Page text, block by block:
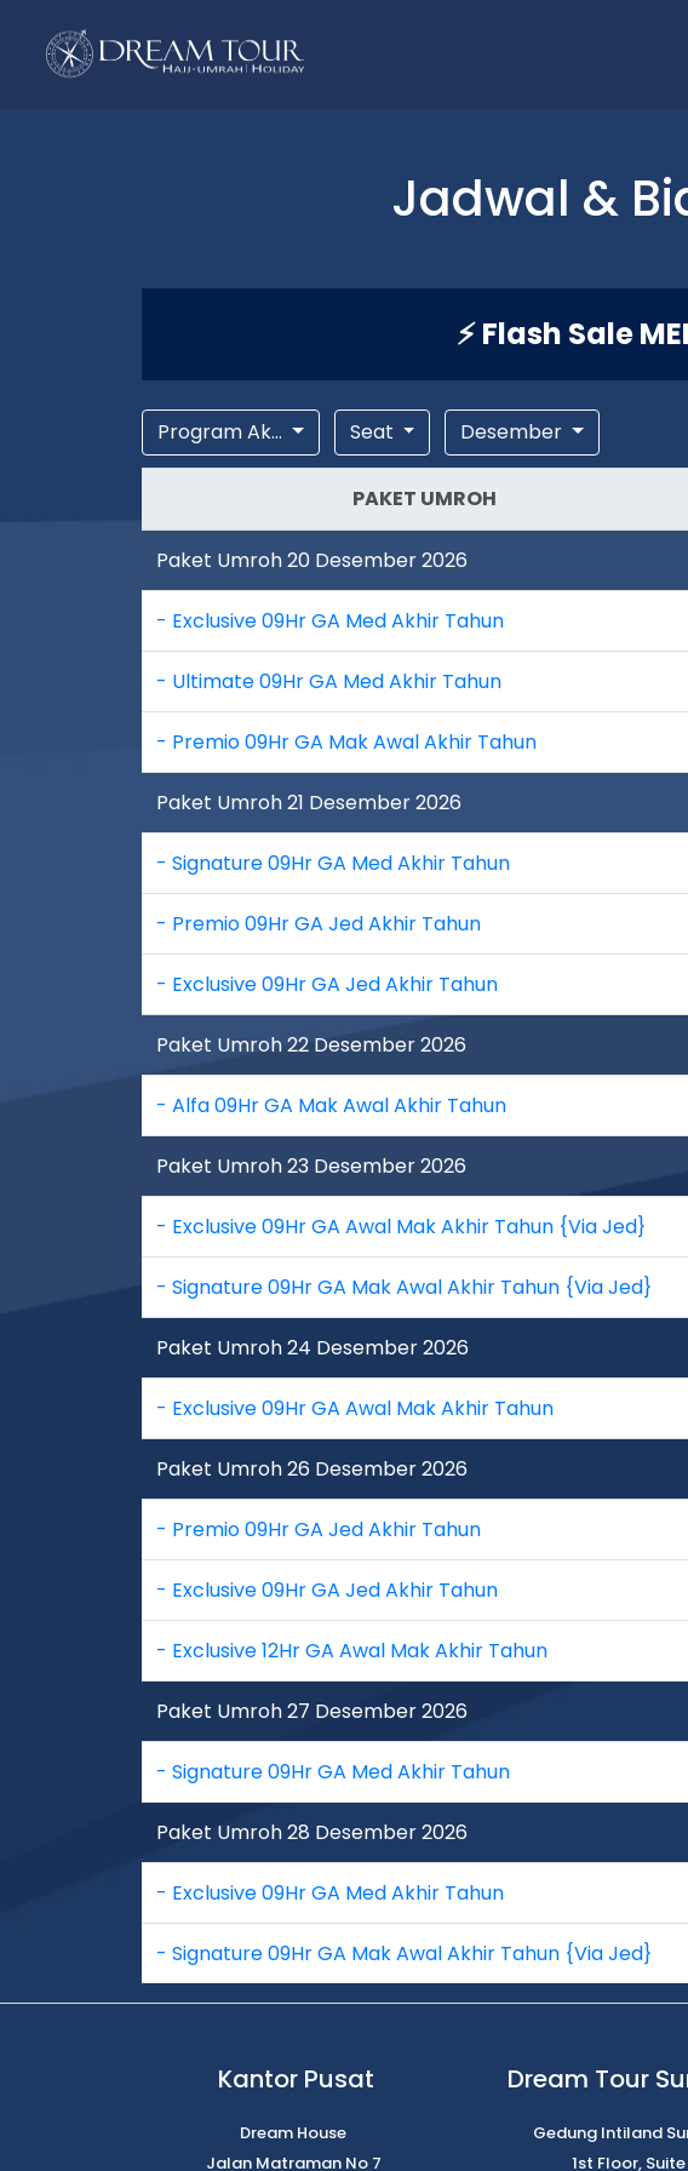
Jadwal &
⚡ Flash Sale
Program Ak... Seat Desember
PAKET UMROH
Paket Umroh 20 Desember 2026
- Exclusive 09Hr GA Med Akhir Tahun
- Ultimate 09Hr GA Med Akhir Tahun
- Premio 09Hr GA Mak Awal Akhir Tahun
Paket Umroh 21 Desember 2026
- Signature 09Hr GA Med Akhir Tahun
- Premio 09Hr GA Jed Akhir Tahun
- Exclusive 09Hr GA Jed Akhir Tahun
Paket Umroh 22 Desember 2026
- Alfa 09Hr GA Mak Awal Akhir Tahun
Paket Umroh 23 Desember 2026
- Exclusive 09Hr GA Awal Mak Akhir Tahun {Via Jed}
- Signature 09Hr GA Mak Awal Akhir Tahun {Via Jed}
Paket Umroh 24 Desember 2026
- Exclusive 09Hr GA Awal Mak Akhir Tahun
Paket Umroh 26 Desember 2026
- Premio 09Hr GA Jed Akhir Tahun
- Exclusive 09Hr GA Jed Akhir Tahun
- Exclusive 12Hr GA Awal Mak Akhir Tahun
Paket Umroh 27 Desember 2026
- Signature 09Hr GA Med Akhir Tahun
Paket Umroh 28 Desember 2026
- Exclusive 09Hr GA Med Akhir Tahun
- Signature 09Hr GA Mak Awal Akhir Tahun {Via Jed}
Kantor Pusat
Dream House
Jalan Matraman No 7
Dream Tour
Gedung Intiland
1st Floor, Suite